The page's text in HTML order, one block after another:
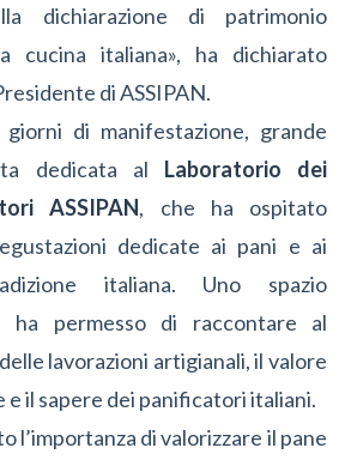
dichiarazione di patrimonio
cucina italiana», ha dichiarato
di ASSIPAN.
di manifestazione, grande
dedicata al Laboratorio dei
ASSIPAN, che ha ospitato
dedicate ai pani e ai
italiana. Uno spazio
ha permesso di raccontare al
lavorazioni artigianali, il valore
e il sapere dei panificatori italiani.
l’importanza di valorizzare il pane